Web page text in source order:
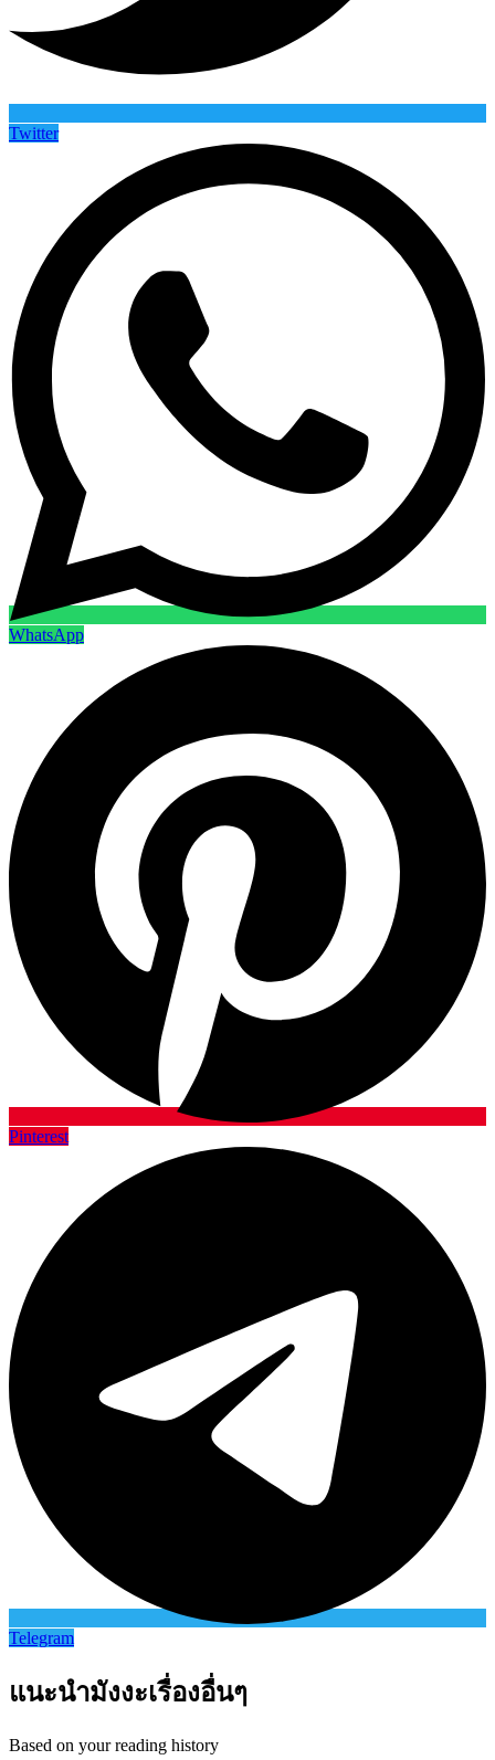
Twitter
WhatsApp
Pinterest
Telegram
แนะนำมังงะเรื่องอื่นๆ
Based on your reading history